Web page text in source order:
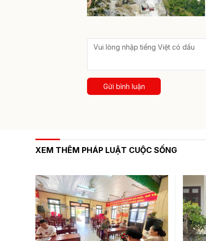
Gửi bình luận
XEM THÊM PHÁP LUẬT CUỘC SỐNG